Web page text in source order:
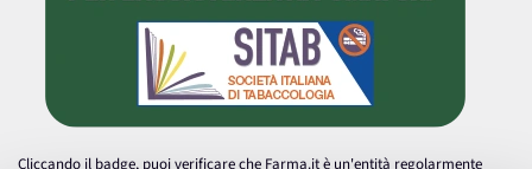
Cliccando il badge, puoi verificare che Farma.it è un'entità regolarmente